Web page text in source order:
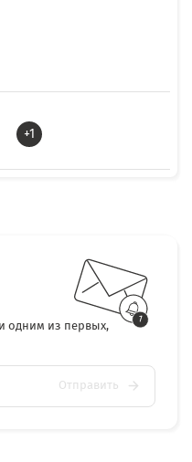
+1
одним из первых,
Отправить